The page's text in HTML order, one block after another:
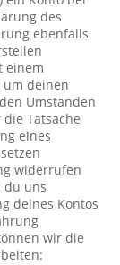
des
ebenfalls
einem
um deinen
Umständen
Tatsache
eines
widerrufen
du uns
deines Kontos
wir die